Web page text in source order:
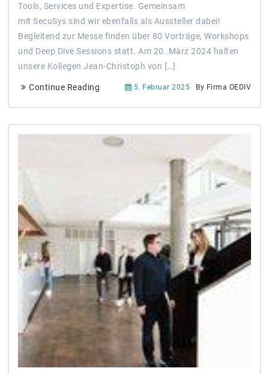
Tools, Services und Expertise. Gemeinsam
mit SecuSys sind wir ebenfalls als Aussteller dabei!
Begleitend zur Messe finden über 80 Vorträge, Workshops
und Deep Dive Sessions statt. Am 20. März 2024 halten
unsere Kollegen Jean-Christoph von […]
Continue Reading 5. Februar 2025 By Firma OEDIV